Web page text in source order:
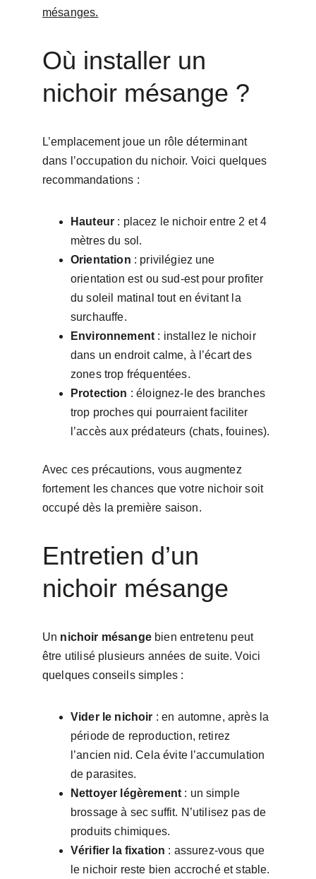
mésanges.
Où installer un
nichoir mésange ?
L’emplacement joue un rôle déterminant
dans l’occupation du nichoir. Voici quelques
recommandations :
Hauteur : placez le nichoir entre 2 et 4
mètres du sol.
Orientation : privilégiez une
orientation est ou sud-est pour profiter
du soleil matinal tout en évitant la
surchauffe.
Environnement : installez le nichoir
dans un endroit calme, à l’écart des
zones trop fréquentées.
Protection : éloignez-le des branches
trop proches qui pourraient faciliter
l’accès aux prédateurs (chats, fouines).
Avec ces précautions, vous augmentez
fortement les chances que votre nichoir soit
occupé dès la première saison.
Entretien d’un
nichoir mésange
Un nichoir mésange bien entretenu peut
être utilisé plusieurs années de suite. Voici
quelques conseils simples :
Vider le nichoir : en automne, après la
période de reproduction, retirez
l’ancien nid. Cela évite l’accumulation
de parasites.
Nettoyer légèrement : un simple
brossage à sec suffit. N’utilisez pas de
produits chimiques.
Vérifier la fixation : assurez-vous que
le nichoir reste bien accroché et stable.